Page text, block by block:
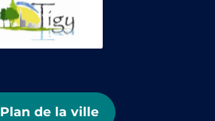
Plan de la ville